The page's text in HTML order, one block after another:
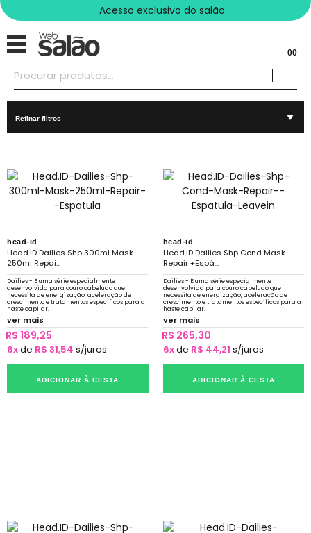
Acesso exclusivo do salão
00
Refinar filtros
head-id
Head.ID Dailies Shp 300ml Mask
250ml Repai...
Dailies - É uma série especialmente
desenvolvida para couro cabeludo que
necessita de energização, aceleração de
crescimento e tratamentos específicos para a
haste capilar.
ver mais
R$ 189,25
6xde R$ 31,54 s/juros
ADICIONAR À CESTA
head-id
Head.ID Dailies Shp Cond Mask
Repair +Espá...
Dailies - É uma série especialmente
desenvolvida para couro cabeludo que
necessita de energização, aceleração de
crescimento e tratamentos específicos para a
haste capilar.
ver mais
R$ 265,30
6xde R$ 44,21 s/juros
ADICIONAR À CESTA